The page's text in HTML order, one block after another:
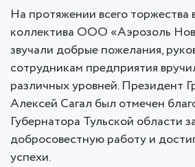
На протяжении всего торжества
коллектива ООО «Аэрозоль
звучали добрые пожелания,
сотрудникам предприятия
различных уровней. Президент
Алексей Сагал был отмечен
Губернатора Тульской области
добросовестную работу и
успехи.